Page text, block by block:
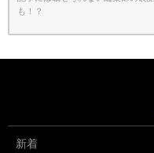
も！？
新着